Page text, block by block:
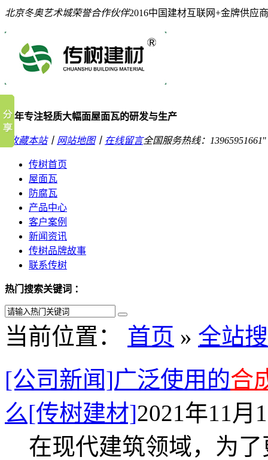
北京冬奥艺术城荣誉合作伙伴2016中国建材互联网+金牌供应商
10年专注轻质大幅面屋面瓦的研发与生产
收藏本站丨 网站地图丨 在线留言全国服务热线： 13965951661
传树首页
屋面瓦
防腐瓦
产品中心
客户案例
新闻资讯
传树品牌故事
联系传树
热门搜索关键词 ：
当前位置： 首页 » 全站
[公司新闻]广泛使用的合
么[传树建材]2021年11月
在现代建筑领域，为